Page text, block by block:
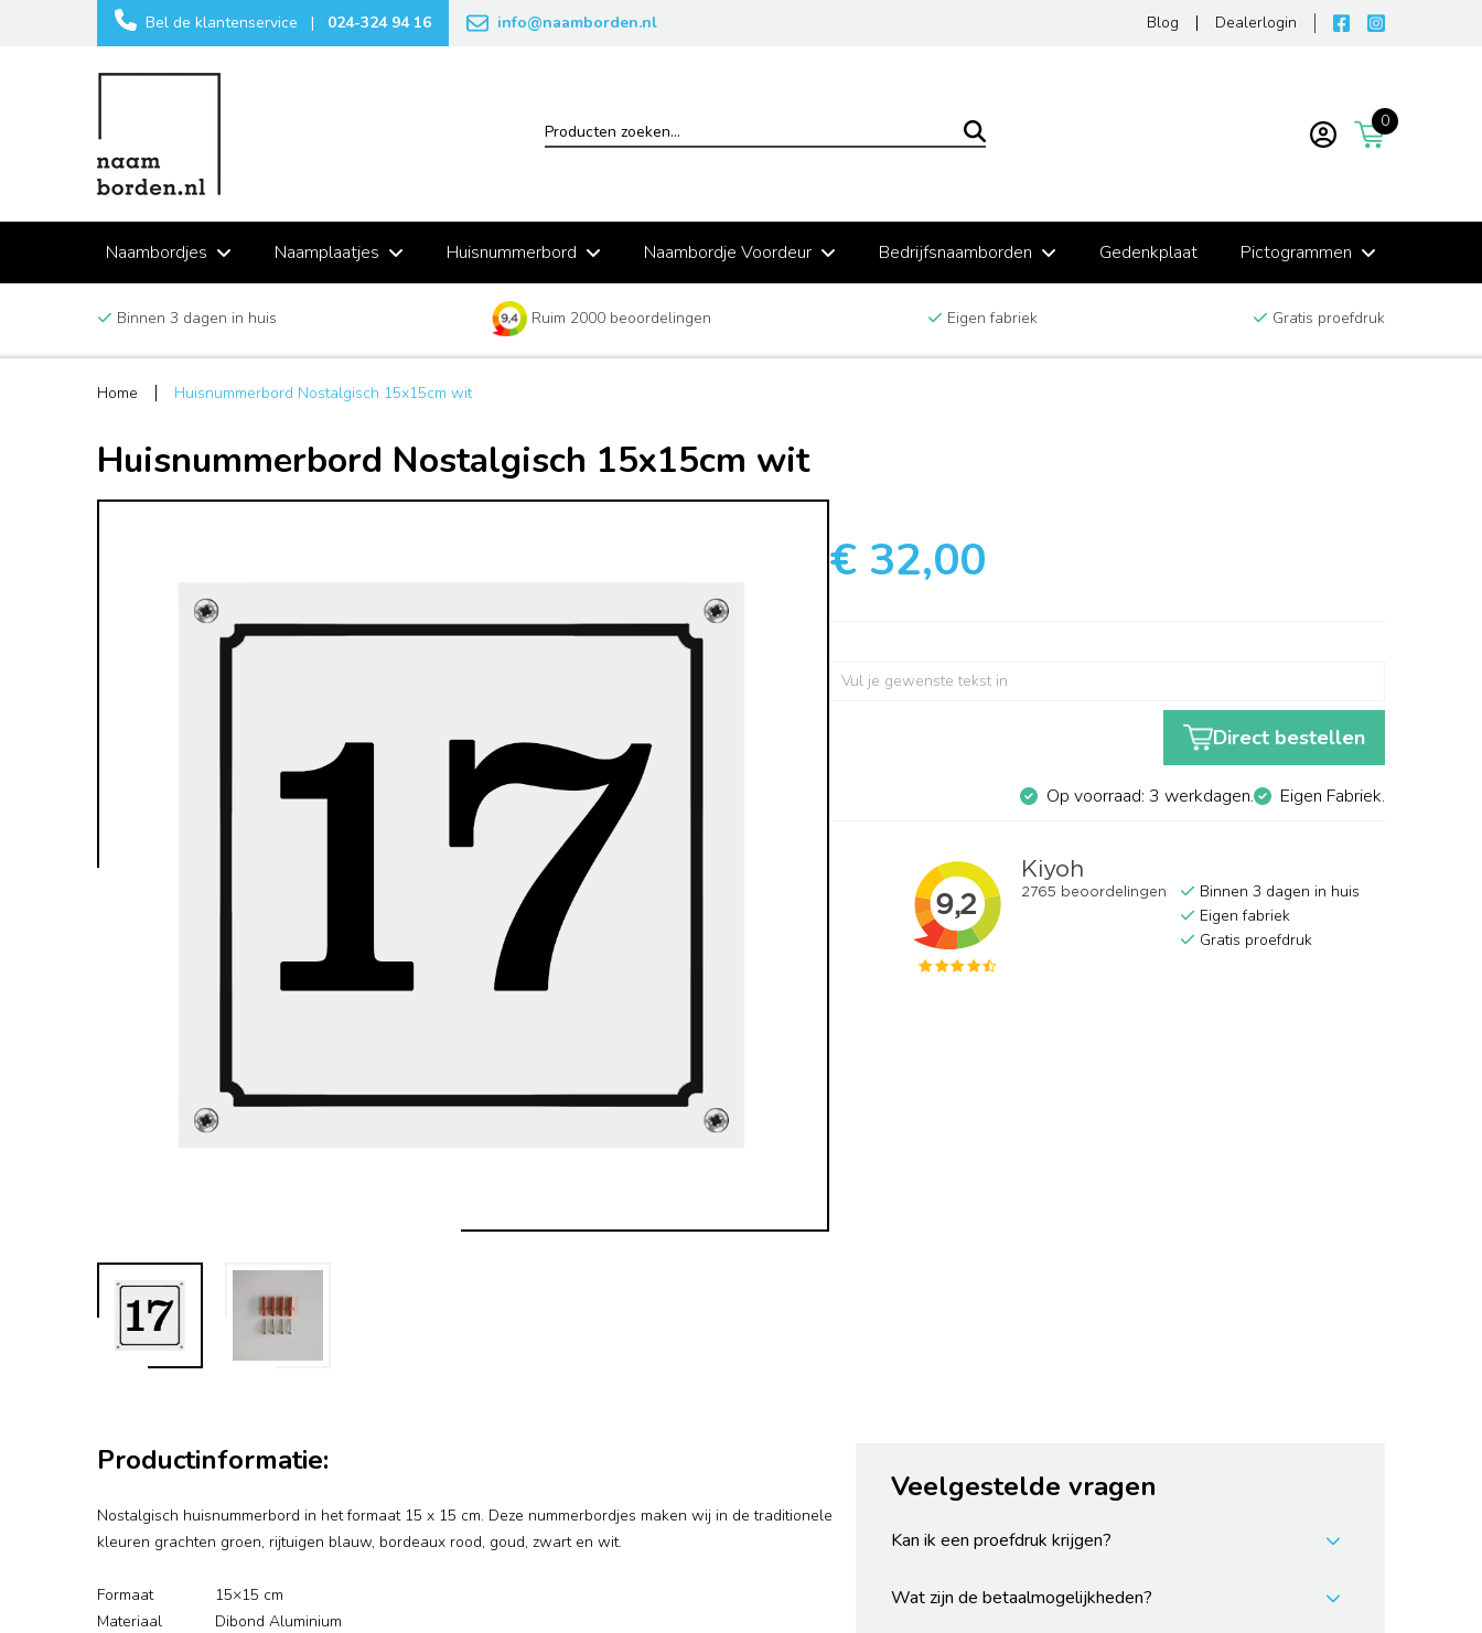
Bel de klantenservice | 024-324 94 16 info@naamborden.nl Blog Dealerlogin
0
Naambordjes Naamplaatjes Huisnummerbord Naambordje Voordeur Bedrijfsnaamborden Gedenkplaat Pictogrammen
Binnen 3 dagen in huis Ruim 2000 beoordelingen Eigen fabriek Gratis proefdruk
Home Huisnummerbord Nostalgisch 15x15cm wit
Huisnummerbord Nostalgisch 15x15cm wit
€ 32,00
Direct bestellen
Op voorraad: 3 werkdagen. Eigen Fabriek.
Binnen 3 dagen in huis
Eigen fabriek
Gratis proefdruk
Productinformatie:
Nostalgisch huisnummerbord in het formaat 15 x 15 cm. Deze nummerbordjes maken wij in de traditionele
kleuren grachten groen, rijtuigen blauw, bordeaux rood, goud, zwart en wit.
Formaat 15×15 cm
Materiaal Dibond Aluminium
Veelgestelde vragen
Kan ik een proefdruk krijgen?
Wat zijn de betaalmogelijkheden?